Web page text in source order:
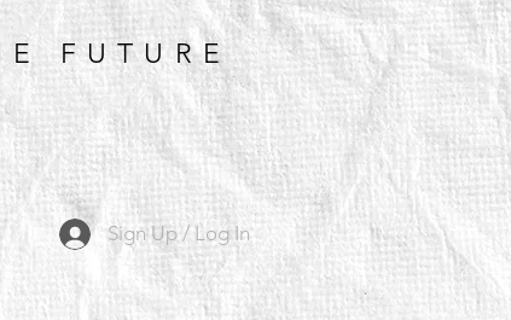
FUTURE
Sign Up / Log In